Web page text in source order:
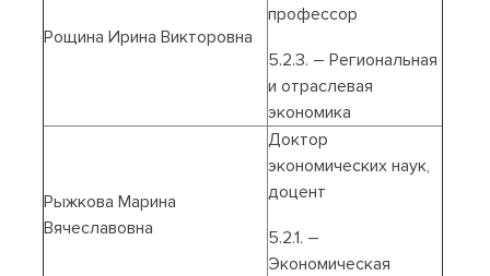
Рощина Ирина Викторовна
профессор
5.2.3. – Региональная
и отраслевая
экономика
Рыжкова Марина
Вячеславовна
Доктор
экономических наук,
доцент
5.2.1. –
Экономическая